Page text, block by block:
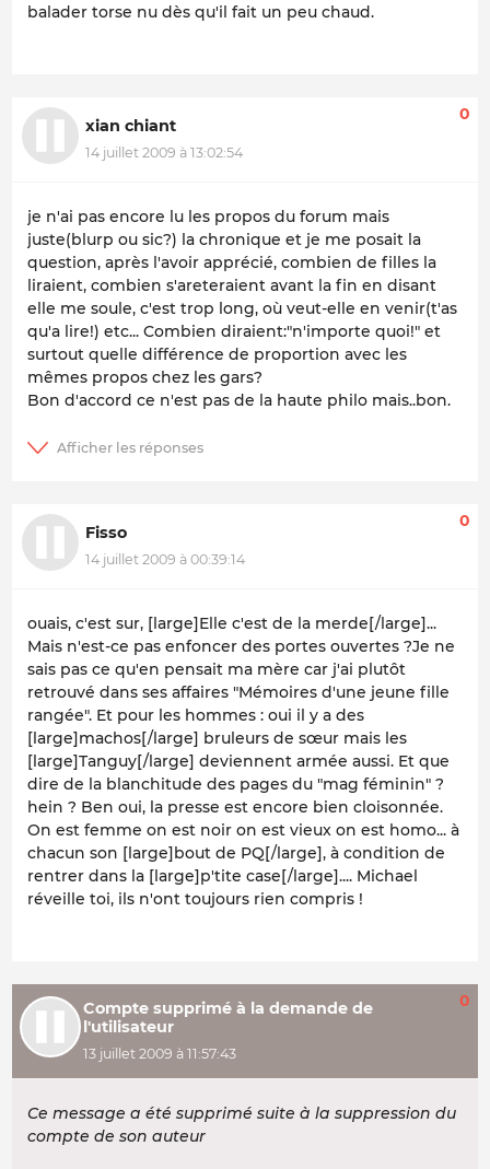
balader torse nu dès qu'il fait un peu chaud.
xian chiant
14 juillet 2009 à 13:02:54
0
je n'ai pas encore lu les propos du forum mais
juste(blurp ou sic?) la chronique et je me posait la
question, après l'avoir apprécié, combien de filles la
liraient, combien s'areteraient avant la fin en disant
elle me soule, c'est trop long, où veut-elle en venir(t'as
qu'a lire!) etc... Combien diraient:"n'importe quoi!" et
surtout quelle différence de proportion avec les
mêmes propos chez les gars?
Bon d'accord ce n'est pas de la haute philo mais..bon.
Fisso
14 juillet 2009 à 00:39:14
0
ouais, c'est sur, [large]Elle c'est de la merde[/large]...
Mais n'est-ce pas enfoncer des portes ouvertes ?Je ne
sais pas ce qu'en pensait ma mère car j'ai plutôt
retrouvé dans ses affaires "Mémoires d'une jeune fille
rangée". Et pour les hommes : oui il y a des
[large]machos[/large] bruleurs de sœur mais les
[large]Tanguy[/large] deviennent armée aussi. Et que
dire de la blanchitude des pages du "mag féminin" ?
hein ? Ben oui, la presse est encore bien cloisonnée.
On est femme on est noir on est vieux on est homo... à
chacun son [large]bout de PQ[/large], à condition de
rentrer dans la [large]p'tite case[/large].... Michael
réveille toi, ils n'ont toujours rien compris !
Compte supprimé à la demande de
l'utilisateur
13 juillet 2009 à 11:57:43
0
Ce message a été supprimé suite à la suppression du
compte de son auteur